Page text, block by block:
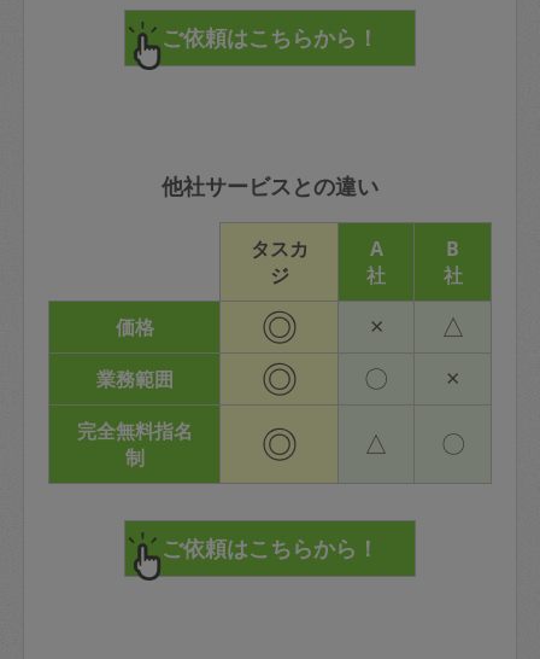
他社サービスとの違い
タスカ
ジ
A
社
B
社
価格
◎ × △
業務範囲 ◎ 〇 ×
完全無料指名
制
◎ △ 〇